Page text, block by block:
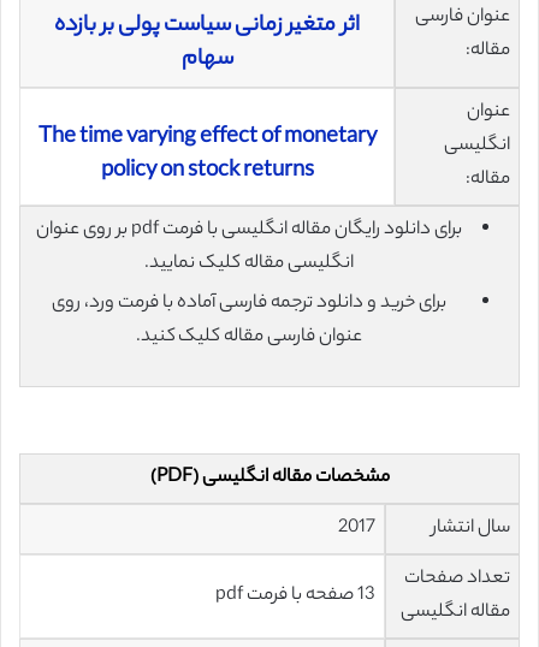
عنوان فارسی
مقاله:
اثر متغیر زمانی سیاست پولی بر بازده
سهام
عنوان
انگلیسی
مقاله:
The time varying effect of monetary
policy on stock returns
برای دانلود رایگان مقاله انگلیسی با فرمت pdf بر روی عنوان
انگلیسی مقاله کلیک نمایید.
برای خرید و دانلود ترجمه فارسی آماده با فرمت ورد، روی
عنوان فارسی مقاله کلیک کنید.
مشخصات مقاله انگلیسی (PDF)
سال انتشار
2017
تعداد صفحات
مقاله انگلیسی
13 صفحه با فرمت pdf